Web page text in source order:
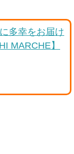
多幸をお届け
MARCHE】